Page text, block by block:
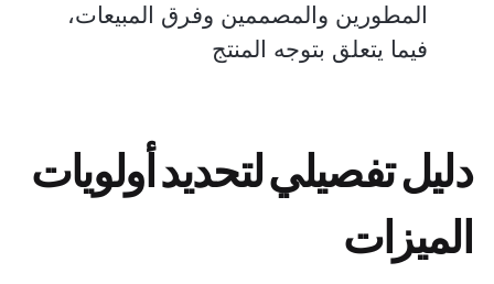
المطورين والمصممين وفرق المبيعات،
فيما يتعلق بتوجه المنتج
دليل تفصيلي لتحديد أولويات
الميزات